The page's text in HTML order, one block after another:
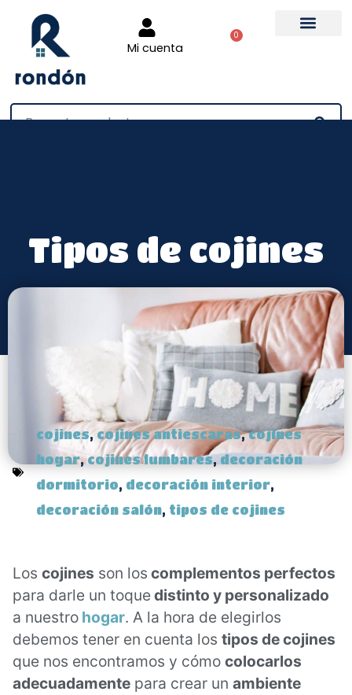
Mi cuenta
0
Tipos de cojines
cojines,cojines antiescaras,cojines
hogar,cojines lumbares, decoración
dormitorio, decoración interior,
decoración salón, tipos de cojines
Los cojines son los complementos perfectos
para darle un toquedistinto y personalizado
a nuestro hogar. A la hora de elegirlos
debemos tener en cuenta los tipos de cojines
que nos encontramos y cómo colocarlos
adecuadamente para crear un ambiente